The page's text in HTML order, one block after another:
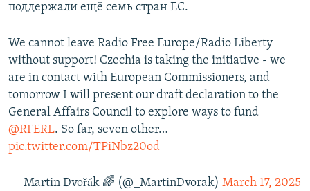
поддержали ещё семь стран ЕС.
We cannot leave Radio Free Europe/Radio Liberty
without support! Czechia is taking the initiative - we
are in contact with European Commissioners, and
tomorrow I will present our draft declaration to the
General Affairs Council to explore ways to fund
@RFERL. So far, seven other…
pic.twitter.com/TPiNbz20od
— Martin Dvořák 🌈 (@_MartinDvorak) March 17, 2025